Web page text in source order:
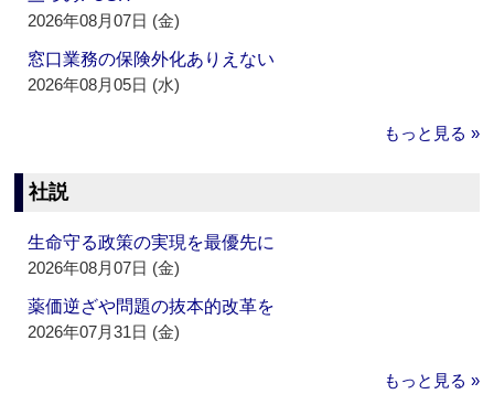
2026年08月07日 (金)
窓口業務の保険外化ありえない
2026年08月05日 (水)
もっと見る »
社説
生命守る政策の実現を最優先に
2026年08月07日 (金)
薬価逆ざや問題の抜本的改革を
2026年07月31日 (金)
もっと見る »